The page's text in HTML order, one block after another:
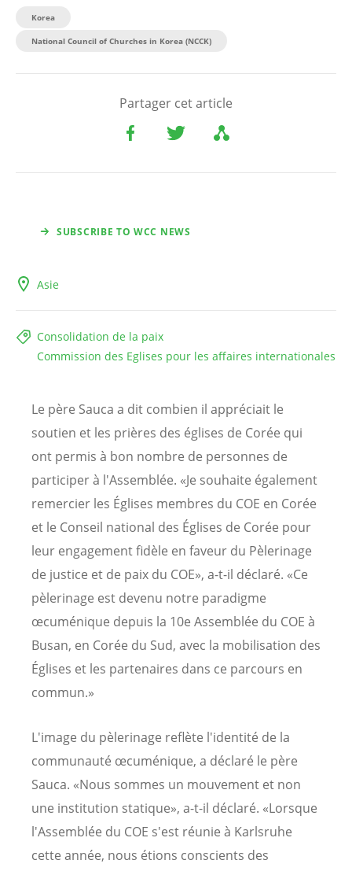
Korea
National Council of Churches in Korea (NCCK)
Partager cet article
SUBSCRIBE TO WCC NEWS
Asie
Consolidation de la paix
Commission des Eglises pour les affaires internationales
Le père Sauca a dit combien il appréciait le
soutien et les prières des églises de Corée qui
ont permis à bon nombre de personnes de
participer à l'Assemblée. «Je souhaite également
remercier les Églises membres du COE en Corée
et le Conseil national des Églises de Corée pour
leur engagement fidèle en faveur du Pèlerinage
de justice et de paix du COE», a-t-il déclaré. «Ce
pèlerinage est devenu notre paradigme
œcuménique depuis la 10e Assemblée du COE à
Busan, en Corée du Sud, avec la mobilisation des
Églises et les partenaires dans ce parcours en
commun.»
L'image du pèlerinage reflète l'identité de la
communauté œcuménique, a déclaré le père
Sauca. «Nous sommes un mouvement et non
une institution statique», a-t-il déclaré. «Lorsque
l'Assemblée du COE s'est réunie à Karlsruhe
cette année, nous étions conscients des